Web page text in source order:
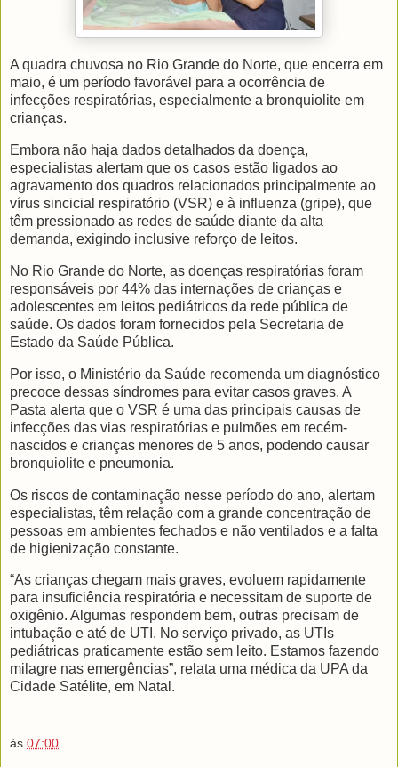
A quadra chuvosa no Rio Grande do Norte, que encerra em
maio, é um período favorável para a ocorrência de
infecções respiratórias, especialmente a bronquiolite em
crianças.
Embora não haja dados detalhados da doença,
especialistas alertam que os casos estão ligados ao
agravamento dos quadros relacionados principalmente ao
vírus sincicial respiratório (VSR) e à influenza (gripe), que
têm pressionado as redes de saúde diante da alta
demanda, exigindo inclusive reforço de leitos.
No Rio Grande do Norte, as doenças respiratórias foram
responsáveis por 44% das internações de crianças e
adolescentes em leitos pediátricos da rede pública de
saúde. Os dados foram fornecidos pela Secretaria de
Estado da Saúde Pública.
Por isso, o Ministério da Saúde recomenda um diagnóstico
precoce dessas síndromes para evitar casos graves. A
Pasta alerta que o VSR é uma das principais causas de
infecções das vias respiratórias e pulmões em recém-
nascidos e crianças menores de 5 anos, podendo causar
bronquiolite e pneumonia.
Os riscos de contaminação nesse período do ano, alertam
especialistas, têm relação com a grande concentração de
pessoas em ambientes fechados e não ventilados e a falta
de higienização constante.
“As crianças chegam mais graves, evoluem rapidamente
para insuficiência respiratória e necessitam de suporte de
oxigênio. Algumas respondem bem, outras precisam de
intubação e até de UTI. No serviço privado, as UTIs
pediátricas praticamente estão sem leito. Estamos fazendo
milagre nas emergências”, relata uma médica da UPA da
Cidade Satélite, em Natal.
às 07:00